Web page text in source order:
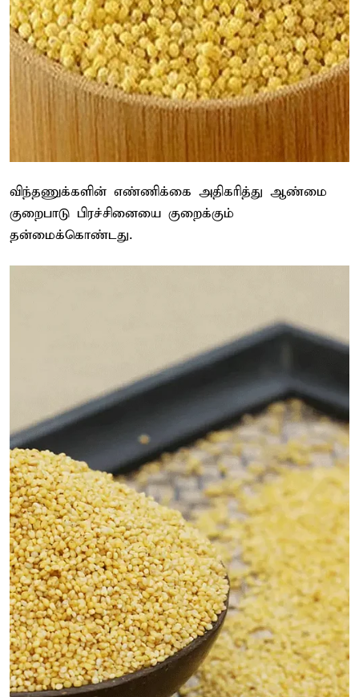
விந்தணுக்களின் எண்ணிக்கை அதிகரித்து ஆண்மை
குறைபாடு பிரச்சினையை குறைக்கும்
தன்மைக்கொண்டது.